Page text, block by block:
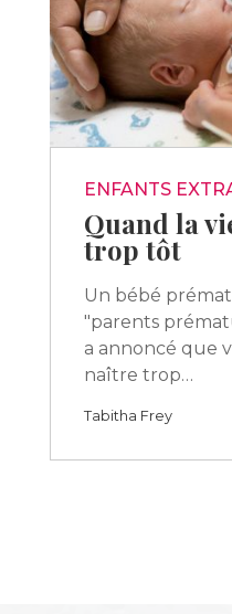
ENFANTS
Quand la
trop tôt
Un bébé
"parents
a annoncé que
naître trop…
Tabitha Frey